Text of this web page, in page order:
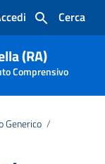
Cerca
(RA)
Comprensivo
Generico /